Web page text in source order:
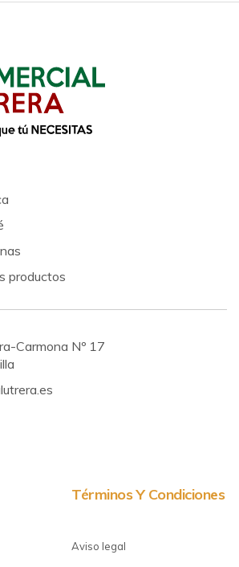
productos
Carmona Nº 17
Términos Y Condiciones
Aviso legal